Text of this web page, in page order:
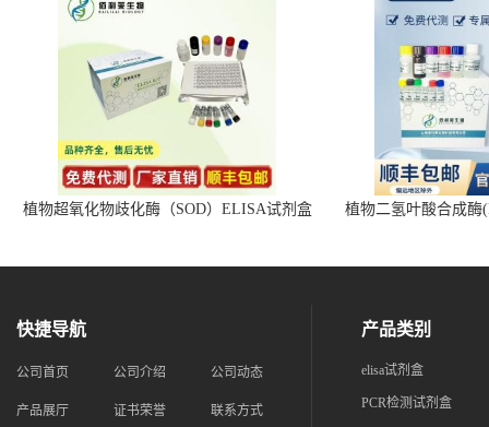
植物超氧化物歧化酶（SOD）ELISA试剂盒 植物二氢叶酸合成酶
快捷导航
公司首页 公司介绍 公司动态
产品展厅 证书荣誉 联系方式
产品类别
elisa试剂盒
PCR检测试剂盒